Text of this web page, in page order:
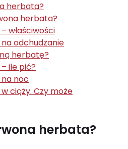
herbata?
herbata?
właściwości
odchudzanie
herbatę?
ile pić?
noc
ciąży. Czy może
herbata?